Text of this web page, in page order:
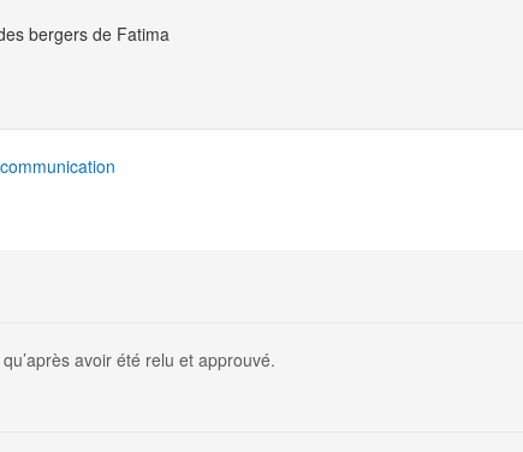
bergers de Fatima
avoir été relu et approuvé.